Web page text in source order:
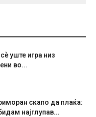
уште игра низ
во...
скапо да плаќа:
најглупав...